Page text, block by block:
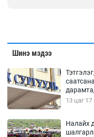
Шинэ мэдээ
13 цаг
Налайх